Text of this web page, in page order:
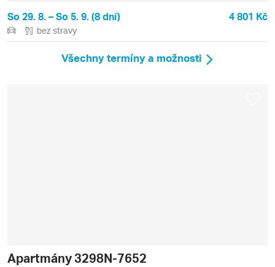
So 29. 8. – So 5. 9. (8 dní) 4 801 Kč
bez stravy
Všechny termíny a možnosti
Apartmány 3298N-7652